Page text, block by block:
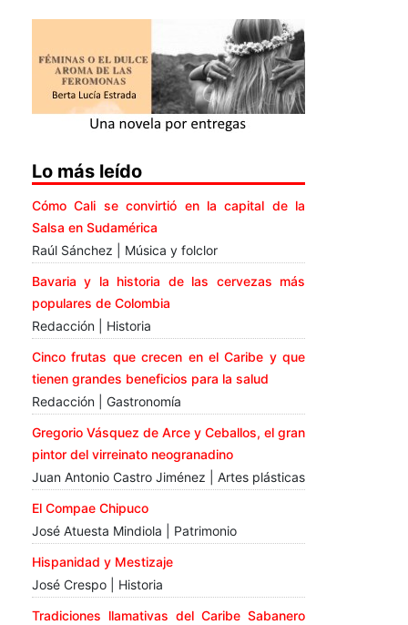
Lo más leído
Cómo Cali se convirtió en la capital de la
Salsa en Sudamérica
Raúl Sánchez | Música y folclor
Bavaria y la historia de las cervezas más
populares de Colombia
Redacción | Historia
Cinco frutas que crecen en el Caribe y que
tienen grandes beneficios para la salud
Redacción | Gastronomía
Gregorio Vásquez de Arce y Ceballos, el gran
pintor del virreinato neogranadino
Juan Antonio Castro Jiménez | Artes plásticas
El Compae Chipuco
José Atuesta Mindiola | Patrimonio
Hispanidad y Mestizaje
José Crespo | Historia
Tradiciones llamativas del Caribe Sabanero